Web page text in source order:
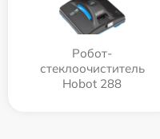
Робот-
стеклоочиститель
Hobot 288